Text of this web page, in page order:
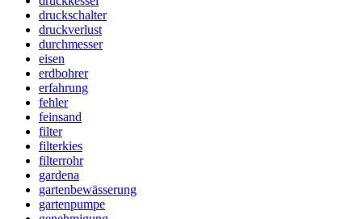
druckschalter
druckverlust
durchmesser
eisen
erdbohrer
erfahrung
fehler
feinsand
filter
filterkies
filterrohr
gardena
gartenbewässerung
gartenpumpe